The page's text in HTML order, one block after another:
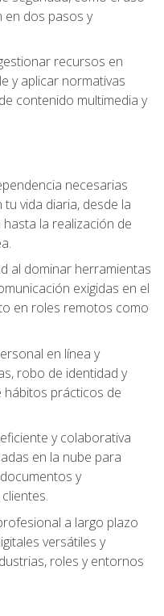
en dos pasos y
recursos en
y aplicar normativas
contenido multimedia y
necesarias
vida diaria, desde la
la realización de
al dominar herramientas
exigidas en el
en roles remotos como
en línea y
robo de identidad y
prácticos de
y colaborativa
en la nube para
y
a largo plazo
versátiles y
roles y entornos